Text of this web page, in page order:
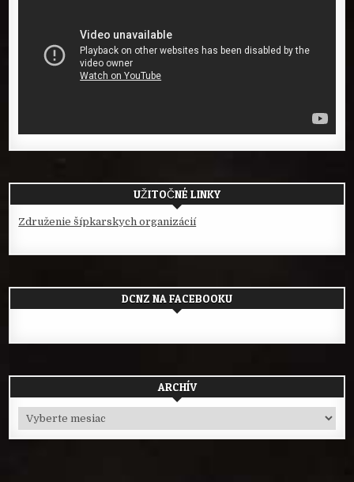
UŽITOČNÉ LINKY
Združenie šípkarskych organizácií
DCNZ NA FACEBOOKU
ARCHÍV
Archív